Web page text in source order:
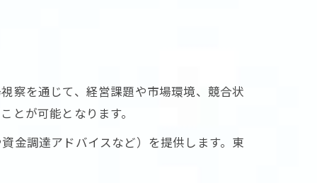
察を通じて、経営課題や市場環境、競合状
が可能となります。
金調達アドバイスなど）を提供します。東